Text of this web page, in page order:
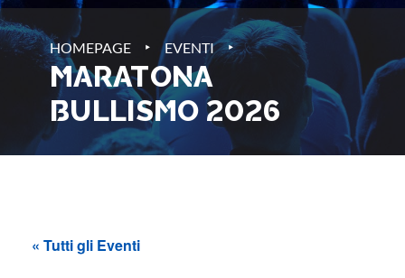
HOMEPAGE ‣ EVENTI ‣
MARATONA
BULLISMO 2026
« Tutti gli Eventi